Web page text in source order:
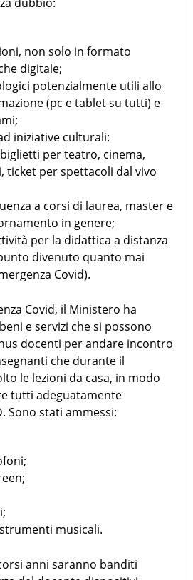
non solo in formato
digitale;
potenzialmente utili allo
(pc e tablet su tutti) e
iniziative culturali:
per teatro, cinema,
ticket per spettacoli dal vivo
a corsi di laurea, master e
in genere;
per la didattica a distanza
divenuto quanto mai
Covid).
Covid, il Ministero ha
e servizi che si possono
docenti per andare incontro
che durante il
le lezioni da casa, in modo
tutti adeguatamente
Sono stati ammessi:
musicali.
anni saranno banditi